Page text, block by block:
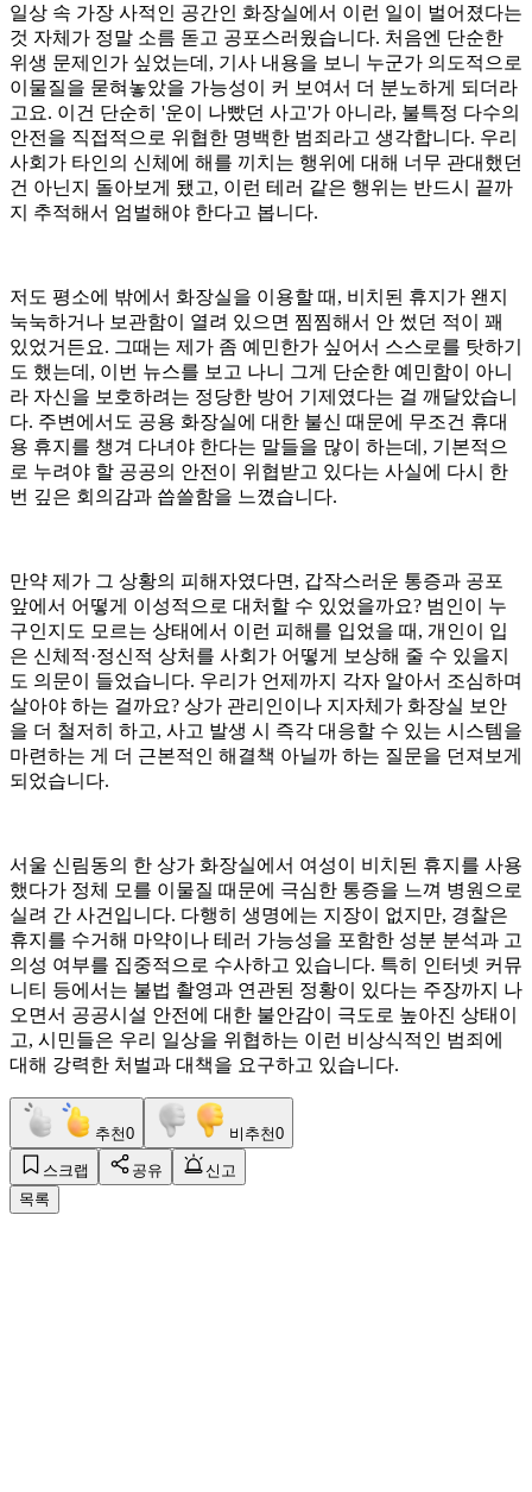
일상 속 가장 사적인 공간인 화장실에서 이런 일이 벌어졌다는
것 자체가 정말 소름 돋고 공포스러웠습니다. 처음엔 단순한
위생 문제인가 싶었는데, 기사 내용을 보니 누군가 의도적으로
이물질을 묻혀놓았을 가능성이 커 보여서 더 분노하게 되더라
고요. 이건 단순히 '운이 나빴던 사고'가 아니라, 불특정 다수의
안전을 직접적으로 위협한 명백한 범죄라고 생각합니다. 우리
사회가 타인의 신체에 해를 끼치는 행위에 대해 너무 관대했던
건 아닌지 돌아보게 됐고, 이런 테러 같은 행위는 반드시 끝까
지 추적해서 엄벌해야 한다고 봅니다.
저도 평소에 밖에서 화장실을 이용할 때, 비치된 휴지가 왠지
눅눅하거나 보관함이 열려 있으면 찜찜해서 안 썼던 적이 꽤
있었거든요. 그때는 제가 좀 예민한가 싶어서 스스로를 탓하기
도 했는데, 이번 뉴스를 보고 나니 그게 단순한 예민함이 아니
라 자신을 보호하려는 정당한 방어 기제였다는 걸 깨달았습니
다. 주변에서도 공용 화장실에 대한 불신 때문에 무조건 휴대
용 휴지를 챙겨 다녀야 한다는 말들을 많이 하는데, 기본적으
로 누려야 할 공공의 안전이 위협받고 있다는 사실에 다시 한
번 깊은 회의감과 씁쓸함을 느꼈습니다.
만약 제가 그 상황의 피해자였다면, 갑작스러운 통증과 공포
앞에서 어떻게 이성적으로 대처할 수 있었을까요? 범인이 누
구인지도 모르는 상태에서 이런 피해를 입었을 때, 개인이 입
은 신체적·정신적 상처를 사회가 어떻게 보상해 줄 수 있을지
도 의문이 들었습니다. 우리가 언제까지 각자 알아서 조심하며
살아야 하는 걸까요? 상가 관리인이나 지자체가 화장실 보안
을 더 철저히 하고, 사고 발생 시 즉각 대응할 수 있는 시스템을
마련하는 게 더 근본적인 해결책 아닐까 하는 질문을 던져보게
되었습니다.
서울 신림동의 한 상가 화장실에서 여성이 비치된 휴지를 사용
했다가 정체 모를 이물질 때문에 극심한 통증을 느껴 병원으로
실려 간 사건입니다. 다행히 생명에는 지장이 없지만, 경찰은
휴지를 수거해 마약이나 테러 가능성을 포함한 성분 분석과 고
의성 여부를 집중적으로 수사하고 있습니다. 특히 인터넷 커뮤
니티 등에서는 불법 촬영과 연관된 정황이 있다는 주장까지 나
오면서 공공시설 안전에 대한 불안감이 극도로 높아진 상태이
고, 시민들은 우리 일상을 위협하는 이런 비상식적인 범죄에
대해 강력한 처벌과 대책을 요구하고 있습니다.
추천0 비추천0
스크랩 공유
신고
목록